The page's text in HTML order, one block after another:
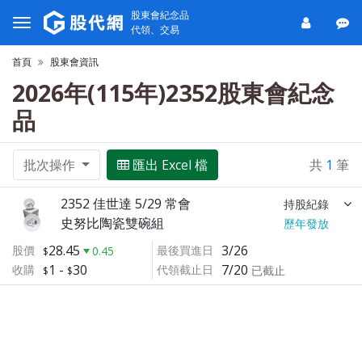
股東會紀念品
代領、交易
首頁 股東會資訊
2026年(115年)2352股東會紀念
品
批次操作 匯出 Excel 檔 共 1 筆
2352 佳世達 5/29 常會 持股紀錄
史努比陶瓷雙碗組
歷年發放
股價
28.45
0.45
收購
1 - 30
最後買進日 3/26
代領截止日 7/20 已截止